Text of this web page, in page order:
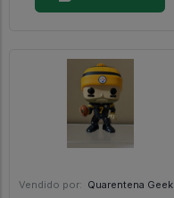
Vendido por: Quarentena Geek Store - SP